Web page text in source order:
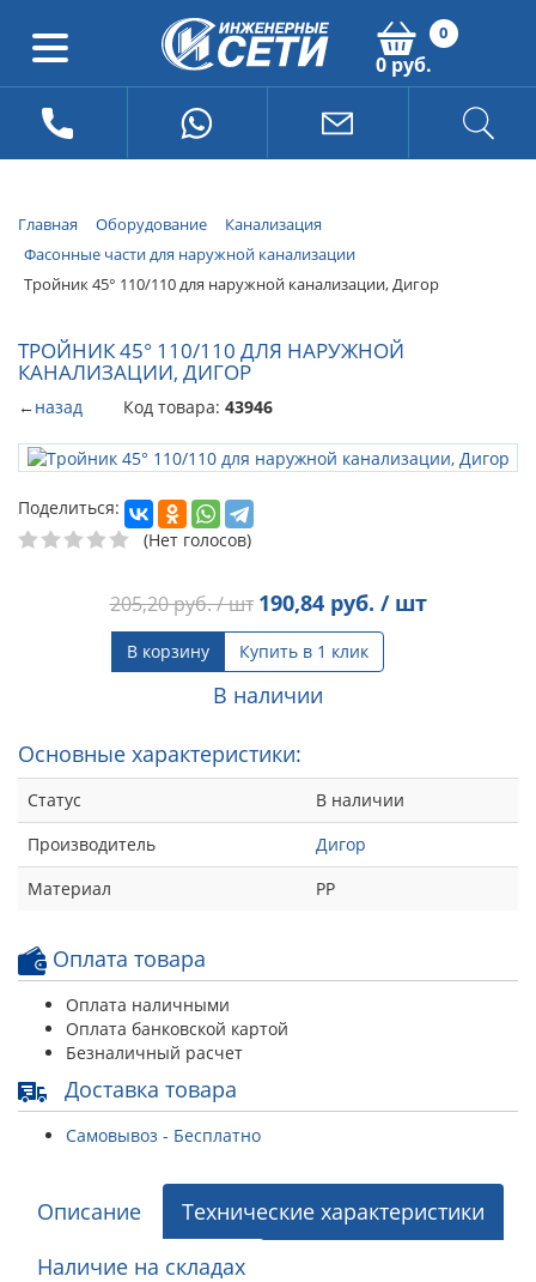
0
0 руб.
Главная Оборудование
Канализация
Фасонные части для наружной канализации
Тройник 45° 110/110 для наружной канализации, Дигор
ТРОЙНИК 45° 110/110 ДЛЯ НАРУЖНОЙ
КАНАЛИЗАЦИИ, ДИГОР
←назад Код товара: 43946
Поделиться:
(Нет голосов)
205,20руб. / шт 190,84руб. / шт
В корзину Купить в 1 клик
В наличии
Основные характеристики:
Статус
В наличии
Производитель
Дигор
Материал
РР
Оплата товара
Оплата наличными
Оплата банковской картой
Безналичный расчет
Доставка товара
Самовывоз - Бесплатно
Описание
Технические характеристики
Наличие на складах